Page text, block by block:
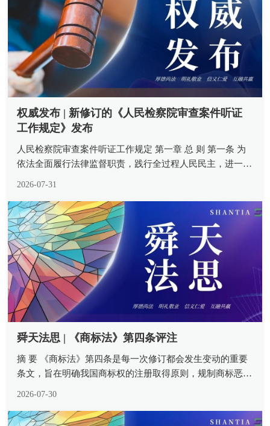
权威发布 | 新修订的《人民检察院审查案件听证
工作规定》发布
人民检察院审查案件听证工作规定 第一章 总 则 第一条 为
依法全面履行法律监督职责，践行全过程人民民主，进一步
正，提升司法公信，根据...
2026-07-31
舜天法思 | 《商标法》第四条评注
摘 要 《商标法》第四条是每一次修订都会发生变动的重要
条文，旨在明确我国商标权的注册取得原则，规制商标恶意
册，方能原始取得。“不以使...
2026-07-30